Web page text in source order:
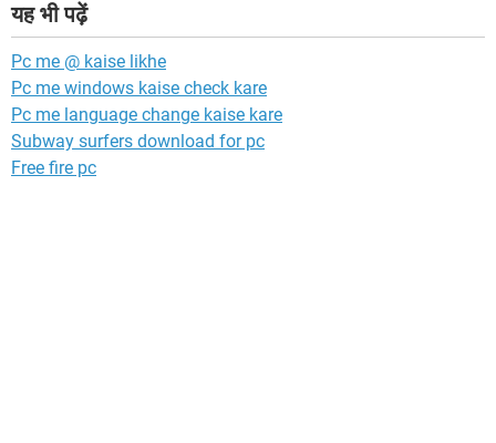
यह भी पढ़ें
Pc me @ kaise likhe
Pc me windows kaise check kare
Pc me language change kaise kare
Subway surfers download for pc
Free fire pc